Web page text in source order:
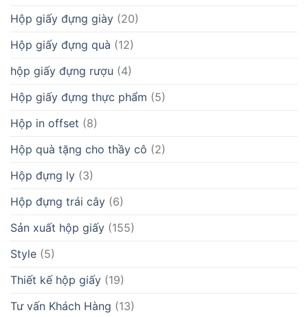
Hộp giấy đựng giày (20)
Hộp giấy đựng quà (12)
hộp giấy đựng rượu (4)
Hộp giấy đựng thực phẩm (5)
Hộp in offset (8)
Hộp quà tặng cho thầy cô (2)
Hộp đựng ly (3)
Hộp đựng trái cây (6)
Sản xuất hộp giấy (155)
Style (5)
Thiết kế hộp giấy (19)
Tư vấn Khách Hàng (13)